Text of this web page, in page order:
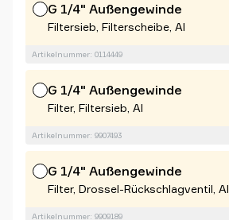
G 1/4" Außengewinde
Filtersieb, Filterscheibe, Al
Artikelnummer: 0114449
G 1/4" Außengewinde
Filter, Filtersieb, Al
Artikelnummer: 9907493
G 1/4" Außengewinde
Filter, Drossel-Rückschlagventil, Al
Artikelnummer: 9909189